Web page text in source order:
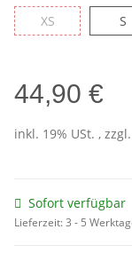
XSXS SS
44,90 €
inkl. 19% USt. , zzgl.
Sofort verfügbar
Lieferzeit:3 - 5